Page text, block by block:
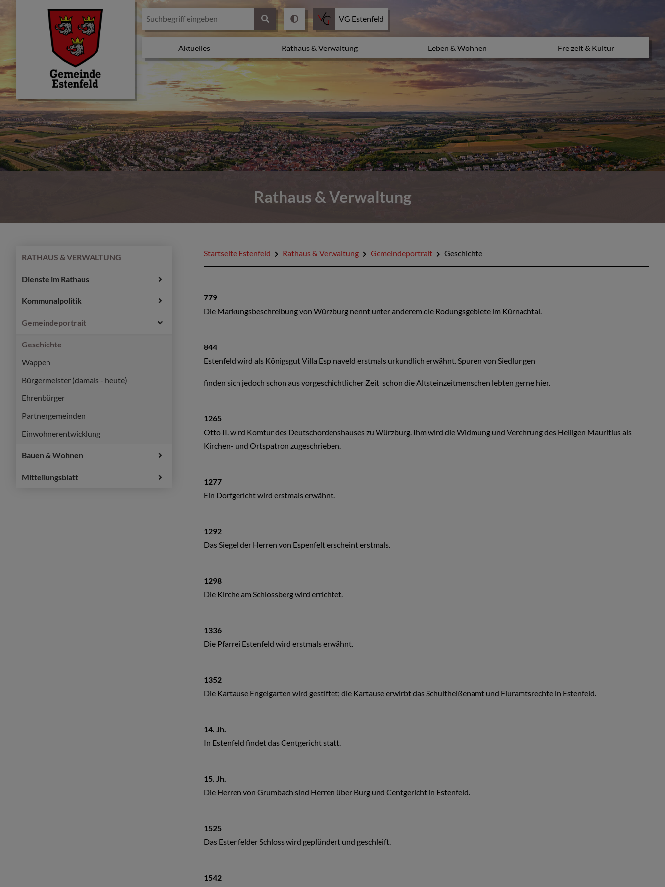
Aktuelles Rathaus & Verwaltung Leben & Wohnen Freizeit & Kultur
VG Estenfeld
Rathaus & Verwaltung
RATHAUS & VERWALTUNG
Dienste im Rathaus
Kommunalpolitik
Gemeindeportrait
Geschichte
Wappen
Bürgermeister (damals - heute)
Ehrenbürger
Partnergemeinden
Einwohnerentwicklung
Bauen & Wohnen
Mitteilungsblatt
Startseite Estenfeld Rathaus & Verwaltung Gemeindeportrait Geschichte
779
Die Markungsbeschreibung von Würzburg nennt unter anderem die Rodungsgebiete im Kürnachtal.
844
Estenfeld wird als Königsgut Villa Espinaveld erstmals urkundlich erwähnt. Spuren von Siedlungen
finden sich jedoch schon aus vorgeschichtlicher Zeit; schon die Altsteinzeitmenschen lebten gerne hier.
1265
Otto II. wird Komtur des Deutschordenshauses zu Würzburg. Ihm wird die Widmung und Verehrung des Heiligen Mauritius als
Kirchen- und Ortspatron zugeschrieben.
1277
Ein Dorfgericht wird erstmals erwähnt.
1292
Das Siegel der Herren von Espenfelt erscheint erstmals.
1298
Die Kirche am Schlossberg wird errichtet.
1336
Die Pfarrei Estenfeld wird erstmals erwähnt.
1352
Die Kartause Engelgarten wird gestiftet; die Kartause erwirbt das Schultheißenamt und Fluramtsrechte in Estenfeld.
14. Jh.
In Estenfeld findet das Centgericht statt.
15. Jh.
Die Herren von Grumbach sind Herren über Burg und Centgericht in Estenfeld.
1525
Das Estenfelder Schloss wird geplündert und geschleift.
1542